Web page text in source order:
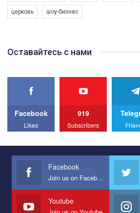
програму з боротьби з насильством
Якщо ти хочеш підтримати нас - просто
best video, representing programme for the
We appeal to your support and ask to help
All you have to do is to press "Like" below
Эмоционально сильный ролик от
представляющий программу развития
Мы просим вас поддержать нас и
наш план по борьбе с насилием и
СОГИ в Украине.
церковь шоу-бизнес
Оставайтесь с нами
Facebook
Likes
919
Subscribers
Facebook
Join us on Facebook
Youtube